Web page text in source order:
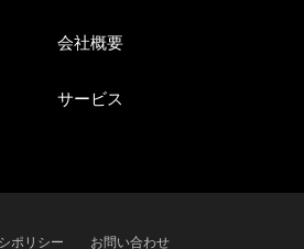
会社概要
サービス
ポリシー お問い合わせ